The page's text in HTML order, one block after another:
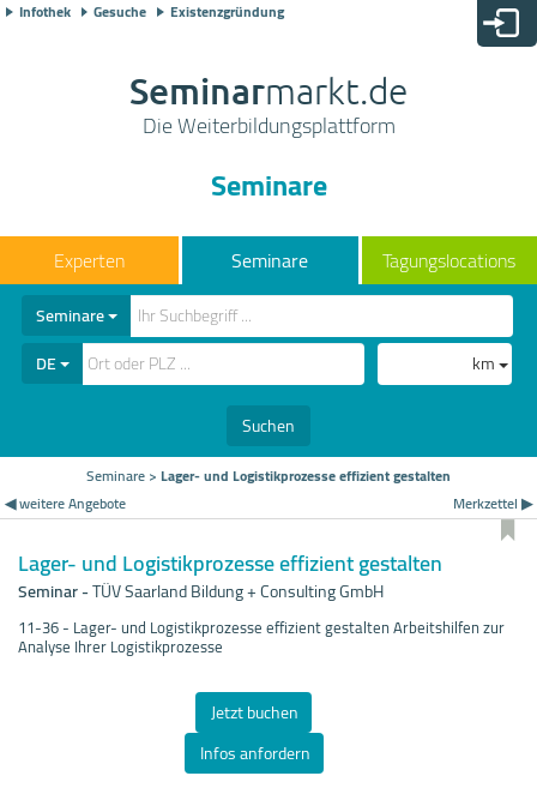
Infothek Gesuche Existenzgründung
Seminarmarkt.de
Die Weiterbildungsplattform
Seminare
Seminare Tagungslocations
Seminare
DE
km
Suchen
Seminare> Lager- und Logistikprozesse effizient gestalten
◀ weitere Angebote
Merkzettel ▶
Lager- und Logistikprozesse effizient gestalten
Seminar-TÜV Saarland Bildung + Consulting GmbH
11-36 - Lager- und Logistikprozesse effizient gestalten Arbeitshilfen zur
Analyse Ihrer Logistikprozesse
Jetzt buchen
Infos anfordern